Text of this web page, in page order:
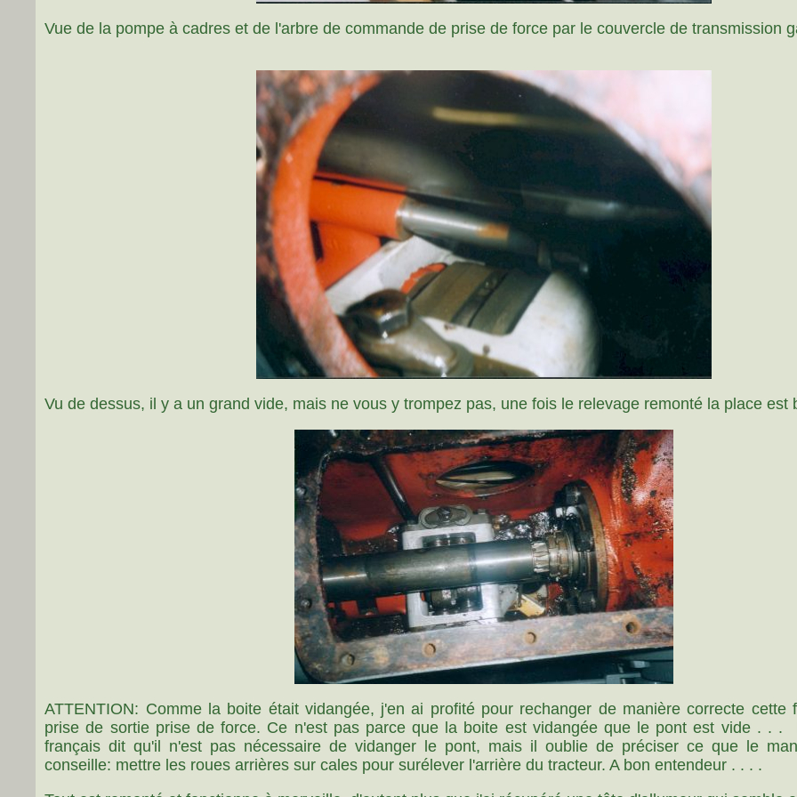
Vue de la pompe à cadres et de l'arbre de commande de prise de force par le couvercle de transmission
Vu de dessus, il y a un grand vide, mais ne vous y trompez pas, une fois le relevage remonté la place est
ATTENTION: Comme la boite était vidangée, j'en ai profité pour rechanger de manière correcte cette
prise de sortie prise de force. Ce n'est pas parce que la boite est vidangée que le pont est vide . . .
français dit qu'il n'est pas nécessaire de vidanger le pont, mais il oublie de préciser ce que le
conseille: mettre les roues arrières sur cales pour surélever l'arrière du tracteur. A bon entendeur . . . .